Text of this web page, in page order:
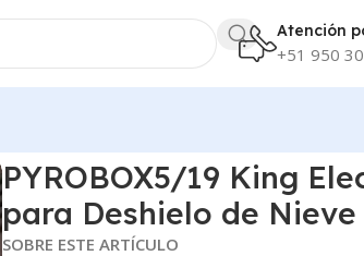
Atención
+51 950
PYROBOX5/19 King
para Deshielo de Nieve
SOBRE ESTE ARTÍCULO